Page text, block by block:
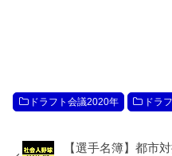
ドラフト会議2020年 ドラ
【選手名簿】都市